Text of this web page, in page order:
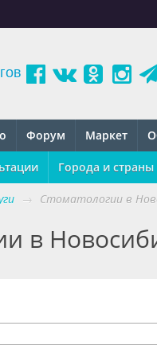
Форум Маркет
Города и страны
→ Стоматологии в
в